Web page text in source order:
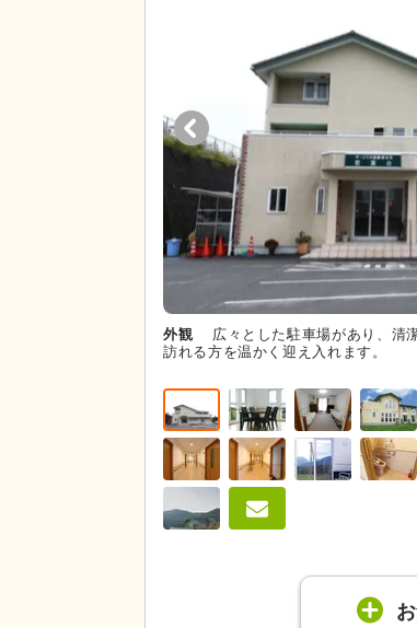
外観
広々とした駐車場があり、清
訪れる方を温かく迎え入れます。